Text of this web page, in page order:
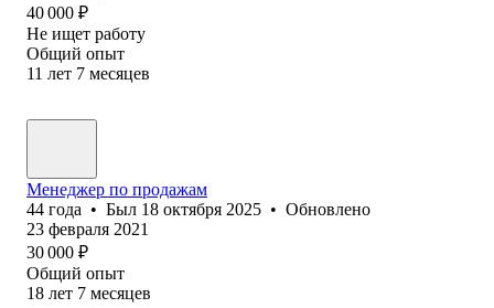
40 000 ₽
Не ищет работу
Общий опыт
11 лет 7 месяцев
Менеджер по продажам
44 года • Был 18 октября 2025 • Обновлено
23 февраля 2021
30 000 ₽
Общий опыт
18 лет 7 месяцев